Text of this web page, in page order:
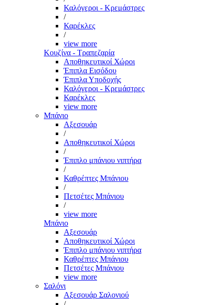
Καλόγεροι - Κρεμάστρες
/
Καρέκλες
/
view more
Κουζίνα - Τραπεζαρία
Αποθηκευτικοί Χώροι
Έπιπλα Εισόδου
Έπιπλα Υποδοχής
Καλόγεροι - Κρεμάστρες
Καρέκλες
view more
Μπάνιο
Αξεσουάρ
/
Αποθηκευτικοί Χώροι
/
Έπιπλο μπάνιου νιπτήρα
/
Καθρέπτες Μπάνιου
/
Πετσέτες Μπάνιου
/
view more
Μπάνιο
Αξεσουάρ
Αποθηκευτικοί Χώροι
Έπιπλο μπάνιου νιπτήρα
Καθρέπτες Μπάνιου
Πετσέτες Μπάνιου
view more
Σαλόνι
Αξεσουάρ Σαλονιού